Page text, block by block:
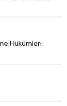
Hükümleri